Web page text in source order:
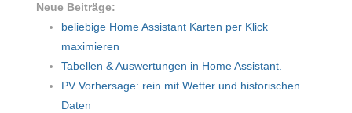
Neue Beiträge:
beliebige Home Assistant Karten per Klick
maximieren
Tabellen & Auswertungen in Home Assistant.
PV Vorhersage: rein mit Wetter und historischen
Daten